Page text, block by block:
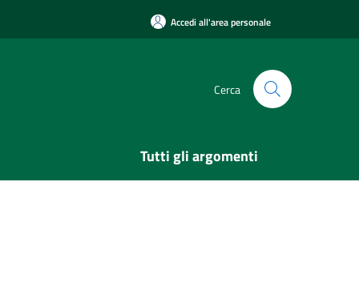
Accedi all'area personale
Cerca
Tutti gli argomenti